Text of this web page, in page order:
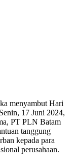
menyambut Hari
17 Juni 2024,
PT PLN Batam
tanggung
kepada para
perusahaan.